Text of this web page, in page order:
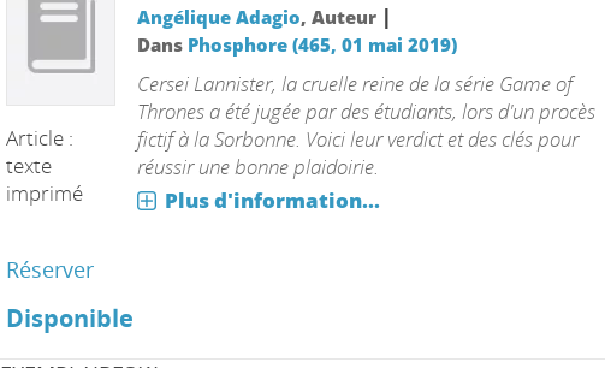
Article :
texte
imprimé
Angélique Adagio, Auteur |
Dans Phosphore (465, 01 mai 2019)
Cersei Lannister, la cruelle reine de la série Game of
Thrones a été jugée par des étudiants, lors d'un procès
fictif à la Sorbonne. Voici leur verdict et des clés pour
réussir une bonne plaidoirie.
Plus d'information...
Réserver
Disponible